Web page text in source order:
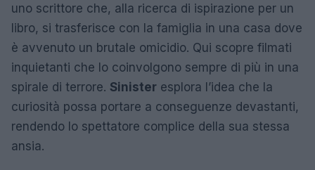
uno scrittore che, alla ricerca di ispirazione per un
libro, si trasferisce con la famiglia in una casa dove
è avvenuto un brutale omicidio. Qui scopre filmati
inquietanti che lo coinvolgono sempre di più in una
spirale di terrore. Sinister esplora l’idea che la
curiosità possa portare a conseguenze devastanti,
rendendo lo spettatore complice della sua stessa
ansia.